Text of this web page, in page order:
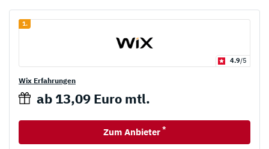
1.
4.9/5
Wix Erfahrungen
ab 13,09 Euro mtl.
Zum Anbieter *